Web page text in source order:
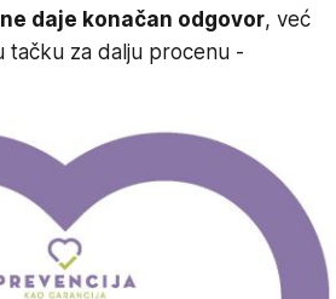
daje konačan odgovor, već
tačku za dalju procenu -